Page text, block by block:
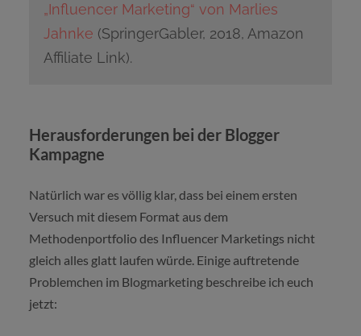
„Influencer Marketing“ von Marlies
Jahnke (SpringerGabler, 2018, Amazon
Affiliate Link).
Herausforderungen bei der Blogger
Kampagne
Natürlich war es völlig klar, dass bei einem ersten
Versuch mit diesem Format aus dem
Methodenportfolio des Influencer Marketings nicht
gleich alles glatt laufen würde. Einige auftretende
Problemchen im Blogmarketing beschreibe ich euch
jetzt: